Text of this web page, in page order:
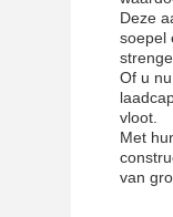
Deze
soepel
Of u
vloot.
Met
van